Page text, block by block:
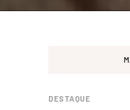
DESTAQUE